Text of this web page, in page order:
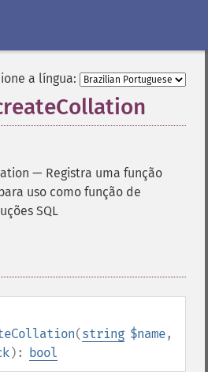
a língua:
— Registra uma função
uso como função de
SQL
(string $name,
): bool